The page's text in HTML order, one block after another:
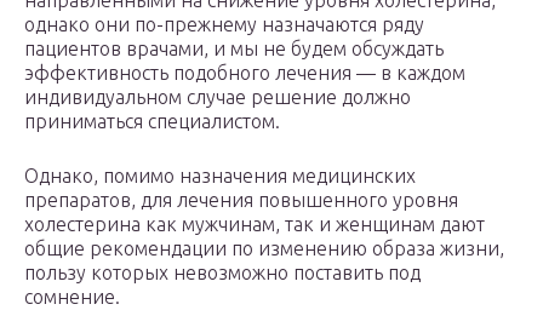
однако они по-прежнему назначаются ряду
пациентов врачами, и мы не будем обсуждать
эффективность подобного лечения — в каждом
индивидуальном случае решение должно
приниматься специалистом.
Однако, помимо назначения медицинских
препаратов, для лечения повышенного уровня
холестерина как мужчинам, так и женщинам дают
общие рекомендации по изменению образа жизни,
пользу которых невозможно поставить под
сомнение.